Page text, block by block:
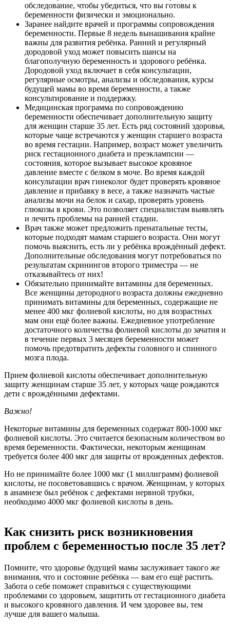
обследование, чтобы убедиться, что вы готовы к
беременности физически и эмоционально.
Заранее найдите врачей и программы сопровождения
беременности. Первые 8 недель вынашивания крайне
важны для развития ребёнка. Ранний и регулярный
дородовой уход может повысить шансы на
благополучную беременность и здорового ребёнка.
Дородовой уход включает в себя консультации,
регулярные осмотры, анализы и обследования, курсы
будущей мамы во время беременности, а также
консультирование и поддержку.
Медицинская программа по сопровождению
беременности обеспечивает дополнительную защиту
для женщин старше 35 лет. Есть ряд состояний здоровья,
которые чаще встречаются у женщин старшего возраста
во время гестации. Например, возраст может увеличить
риск гестационного диабета и преэклампсии —
состояния, которое вызывает высокое кровяное
давление вместе с белком в моче. Во время каждой
консультации врач гинеколог будет проверять кровяное
давление и прибавку в весе, а также назначать частые
анализы мочи на белок и сахар, проверять уровень
глюкозы в крови. Это позволяет специалистам выявлять
и лечить проблемы на ранней стадии.
Врач также может предложить пренатальные тесты,
которые подходят мамам старшего возраста. Они могут
помочь выяснить, есть ли у ребёнка врождённый дефект.
Дополнительные обследования могут потребоваться по
результатам скринингов второго триместра — не
отказывайтесь от них!
Обязательно принимайте витамины для беременных.
Все женщины детородного возраста должны ежедневно
принимать витамины для беременных, содержащие не
менее 400 мкг фолиевой кислоты, но для возрастных
мам они ещё более важны. Ежедневное употребление
достаточного количества фолиевой кислоты до зачатия и
в течение первых 3 месяцев беременности может
помочь предотвратить дефекты головного и спинного
мозга плода.
Прием фолиевой кислоты обеспечивает дополнительную
защиту женщинам старше 35 лет, у которых чаще рождаются
дети с врождёнными дефектами.
Важно!
Некоторые витамины для беременных содержат 800-1000 мкг
фолиевой кислоты. Это считается безопасным количеством во
время беременности. Фактически, некоторым женщинам
требуется более 400 мкг для защиты от врожденных дефектов.
Но не принимайте более 1000 мкг (1 миллиграмм) фолиевой
кислоты, не посоветовавшись с врачом. Женщинам, у которых
в анамнезе был ребёнок с дефектами нервной трубки,
необходимо 4000 мкг фолиевой кислоты в день.
Как снизить риск возникновения
проблем с беременностью после 35 лет?
Помните, что здоровье будущей мамы заслуживает такого же
внимания, что и состояние ребёнка — вам его ещё растить.
Забота о себе поможет справиться с существующими
проблемами со здоровьем, защитить от гестационного диабета
и высокого кровяного давления. И чем здоровее вы, тем
лучше для вашего малыша.